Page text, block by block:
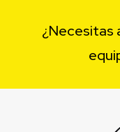
¿Necesitas